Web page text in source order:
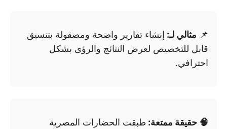
📌 مثالي لـ: إنشاء تقارير واضحة ومصقولة بتنسيق
قابل للتخصيص لعرض النتائج والرؤى بشكل
احترافي.
🧠 حقيقة ممتعة: طبقت الحضارات المصرية